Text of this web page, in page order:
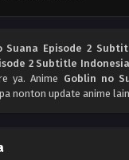
Suana Episode 2
2 Subtitle Indonesia
ya. Anime Goblin no
nonton update anime